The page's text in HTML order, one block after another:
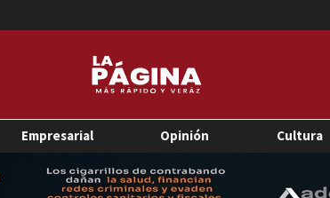
Empresarial Opinión Cultura